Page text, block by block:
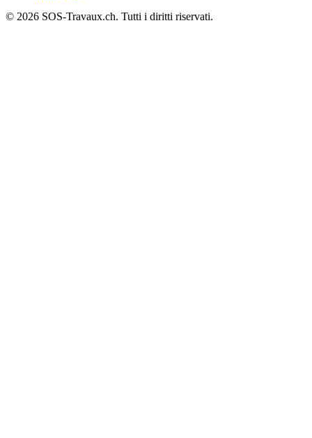
© 2026 SOS-Travaux.ch. Tutti i diritti riservati.